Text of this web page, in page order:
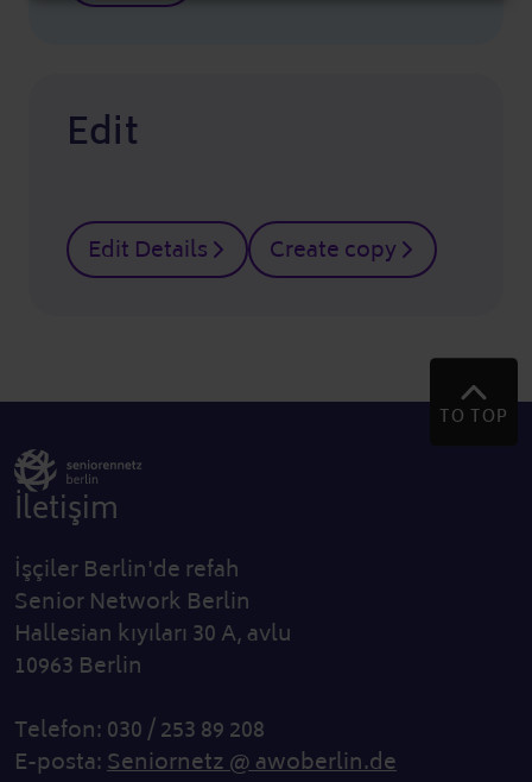
Edit
Edit Details Create copy
TO TOP
İletişim
İşçiler Berlin'de refah
Senior Network Berlin
Hallesian kıyıları 30 A, avlu
10963 Berlin
Telefon: 030 / 253 89 208
E-posta:Seniornetz @ awoberlin.de